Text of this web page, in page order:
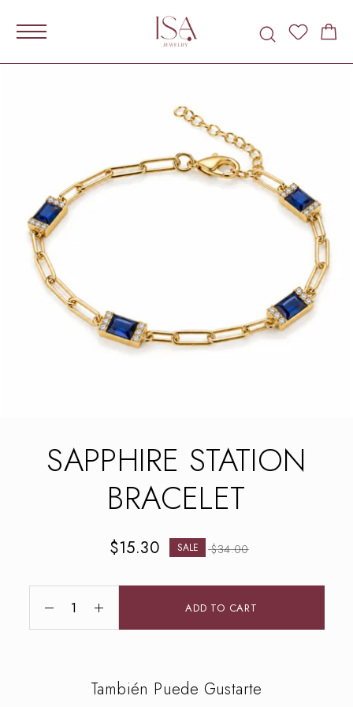
SAPPHIRE STATION
BRACELET
SALE $34.00
$15.30
ADD TO CART
También Puede Gustarte